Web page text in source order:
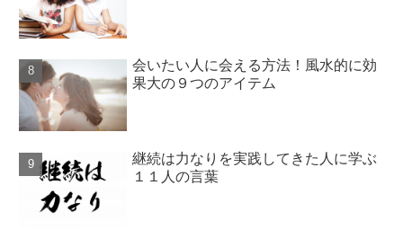
会いたい人に会える方法！風水的に効
果大の９つのアイテム
継続は力なりを実践してきた人に学ぶ
１１人の言葉